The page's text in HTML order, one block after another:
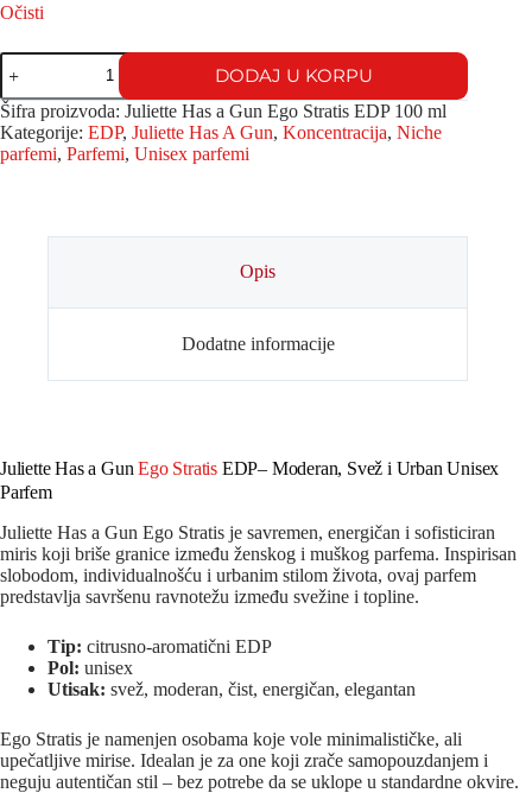
Očisti
DODAJ U KORPU
Šifra proizvoda: Juliette Has a Gun Ego Stratis EDP 100 ml
Kategorije: EDP, Juliette Has A Gun, Koncentracija, Niche
parfemi, Parfemi, Unisex parfemi
Opis
Dodatne informacije
Juliette Has a GunEgo Stratis EDP– Moderan, Svež i Urban Unisex
Parfem
Juliette Has a Gun Ego Stratis je savremen, energičan i sofisticiran
miris koji briše granice između ženskog i muškog parfema. Inspirisan
slobodom, individualnošću i urbanim stilom života, ovaj parfem
predstavlja savršenu ravnotežu između svežine i topline.
Tip: citrusno-aromatični EDP
Pol: unisex
Utisak: svež, moderan, čist, energičan, elegantan
Ego Stratis je namenjen osobama koje vole minimalističke, ali
upečatljive mirise. Idealan je za one koji zrače samopouzdanjem i
neguju autentičan stil – bez potrebe da se uklope u standardne okvire.